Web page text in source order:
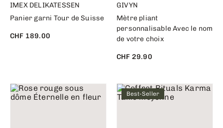
IMEX DELIKATESSEN
Panier garni Tour de Suisse
CHF 189.00
GIVYN
Mètre pliant
personnalisable Avec le nom
de votre choix
CHF 29.90
Best-Seller